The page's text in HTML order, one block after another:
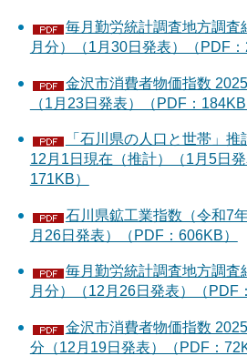
毎月勤労統計調査地方調査
月分）（1月30日発表）（PDF：
金沢市消費者物価指数
（1月23日発表）（PDF：184KB
「石川県の人口と世帯」
12月1日現在（推計）（1月5日発
171KB）
石川県鉱工業指数（令和7
月26日発表）（PDF：606KB）
毎月勤労統計調査地方調査
月分）（12月26日発表）（PDF
金沢市消費者物価指数
分（12月19日発表）（PDF：